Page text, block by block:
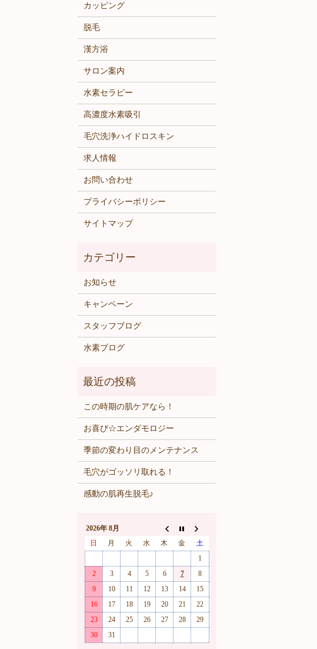
カッピング
脱毛
漢方浴
サロン案内
水素セラピー
高濃度水素吸引
毛穴洗浄ハイドロスキン
求人情報
お問い合わせ
プライバシーポリシー
サイトマップ
お知らせ
キャンペーン
スタッフブログ
水素ブログ
この時期の肌ケアなら！
お喜び☆エンダモロジー
季節の変わり目のメンテナンス
毛穴がゴッソリ取れる！
感動の肌再生脱毛♪
2026年 8月
日
月 火 水 木 金
土
1
2
3 4 5 6 7
8
9
10 11 12 13 14
15
16
17 18 19 20 21
22
23
24 25 26 27 28
29
30
31